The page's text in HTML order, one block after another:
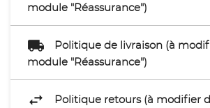
module "Réassurance")
Politique de livraison (à
module "Réassurance")
Politique retours (à modifier